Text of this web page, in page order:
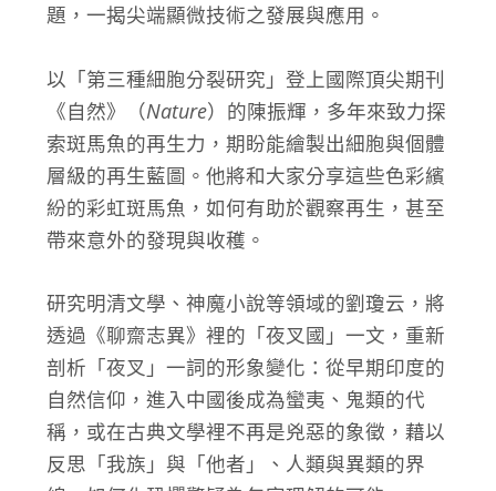
題，一揭尖端顯微技術之發展與應用。
以「第三種細胞分裂研究」登上國際頂尖期刊
《自然》（Nature）的陳振輝，多年來致力探
索斑馬魚的再生力，期盼能繪製出細胞與個體
層級的再生藍圖。他將和大家分享這些色彩繽
紛的彩虹斑馬魚，如何有助於觀察再生，甚至
帶來意外的發現與收穫。
研究明清文學、神魔小說等領域的劉瓊云，將
透過《聊齋志異》裡的「夜叉國」一文，重新
剖析「夜叉」一詞的形象變化：從早期印度的
自然信仰，進入中國後成為蠻夷、鬼類的代
稱，或在古典文學裡不再是兇惡的象徵，藉以
反思「我族」與「他者」、人類與異類的界